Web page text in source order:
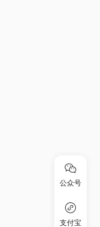
公众号
支付宝